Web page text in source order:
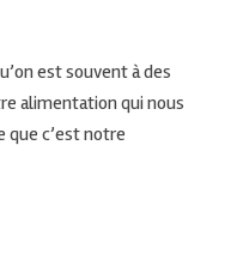
est souvent à des
alimentation qui nous
que c’est notre